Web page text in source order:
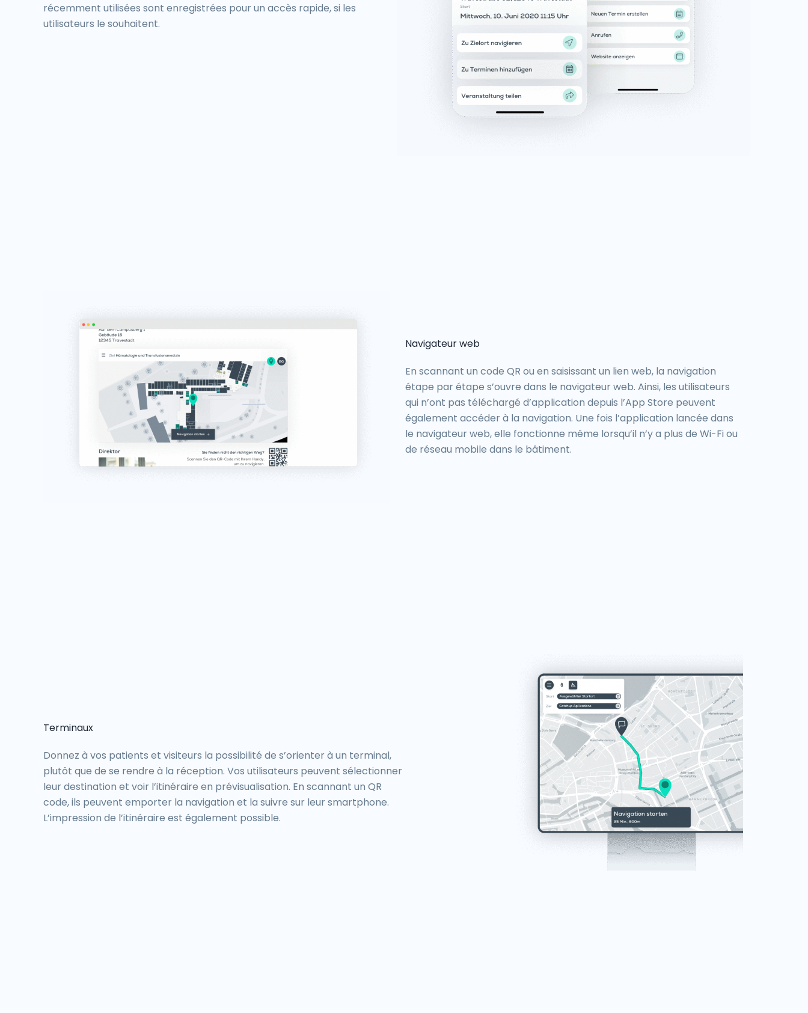
récemment utilisées sont enregistrées pour un accès rapide, si les
utilisateurs le souhaitent.
Navigateur web
En scannant un code QR ou en saisissant un lien web, la navigation
étape par étape s’ouvre dans le navigateur web. Ainsi, les utilisateurs
qui n’ont pas téléchargé d’application depuis l’App Store peuvent
également accéder à la navigation. Une fois l’application lancée dans
le navigateur web, elle fonctionne même lorsqu’il n’y a plus de Wi-Fi ou
de réseau mobile dans le bâtiment.
Terminaux
Donnez à vos patients et visiteurs la possibilité de s’orienter à un terminal,
plutôt que de se rendre à la réception. Vos utilisateurs peuvent sélectionner
leur destination et voir l’itinéraire en prévisualisation. En scannant un QR
code, ils peuvent emporter la navigation et la suivre sur leur smartphone.
L’impression de l’itinéraire est également possible.